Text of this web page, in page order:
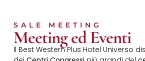
SALE MEETING
Meeting ed Eventi
Il Best Western Plus Hotel Universo